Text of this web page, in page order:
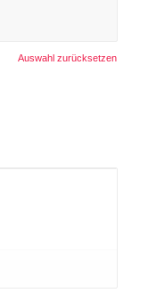
Auswahl zurücksetzen